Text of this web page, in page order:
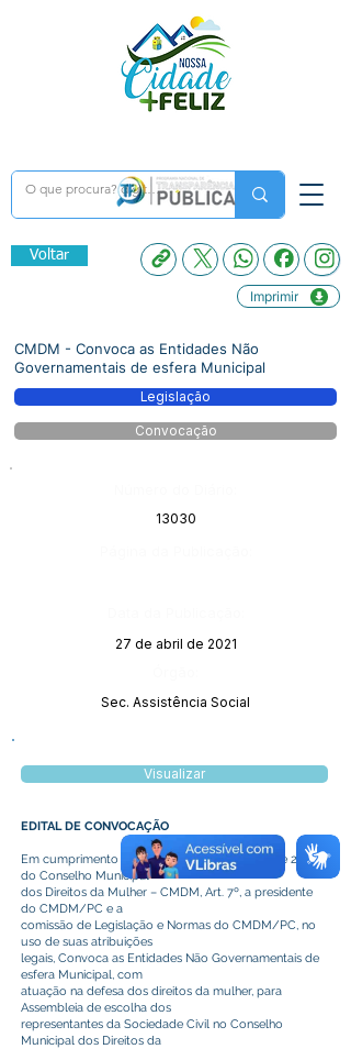
Voltar
Imprimir
CMDM - Convoca as Entidades Não
Governamentais de esfera Municipal
Legislação
Convocação
13030
27 de abril de 2021
Sec. Assistência Social
Visualizar
EDITAL DE CONVOCAÇÃO
Em cumprimento á lei 505 de 25 de outubro de 2013,
do Conselho Municipal
dos Direitos da Mulher – CMDM, Art. 7º, a presidente
do CMDM/PC e a
comissão de Legislação e Normas do CMDM/PC, no
uso de suas atribuições
legais, Convoca as Entidades Não Governamentais de
esfera Municipal, com
atuação na defesa dos direitos da mulher, para
Assembleia de escolha dos
representantes da Sociedade Civil no Conselho
Municipal dos Direitos da